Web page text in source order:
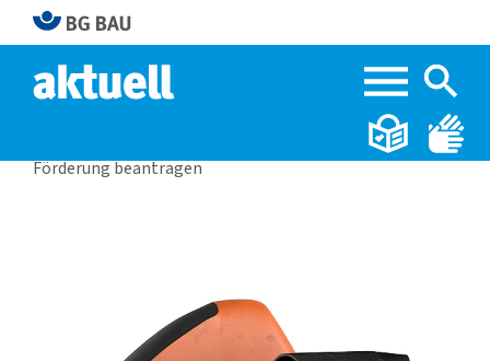
Förderung beantragen